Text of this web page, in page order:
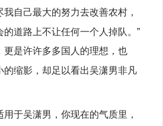
自己最大的努力去改善农村，
道路上不让任何一个人掉队。”
更是许许多多国人的理想，也
的缩影，却足以看出吴潇男非凡
于吴潇男，你现在的气质里，